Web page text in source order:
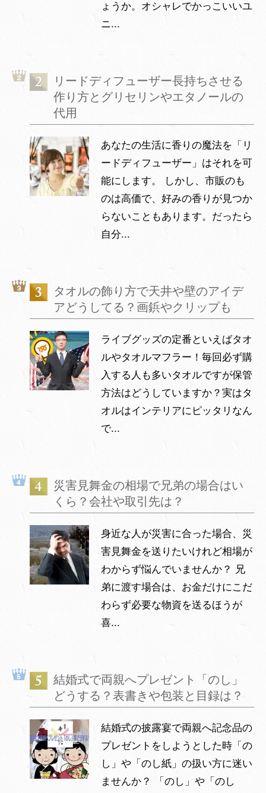
ょうか。オシャレでかっこいいユ
ニ...
リードディフューザー長持ちさせる
作り方とグリセリンやエタノールの
代用
あなたの生活に香りの魔法を「リ
ードディフューザー」はそれを可
能にします。 しかし、市販のも
のは高価で、好みの香りが見つか
らないこともあります。だったら
自分...
タオルの飾り方で天井や壁のアイデ
アどうしてる？画鋲やクリップも
ライブグッズの定番といえばタオ
ルやタオルマフラー！毎回必ず購
入する人も多いタオルですが保管
方法はどうしていますか？実はタ
オルはインテリアにピッタリなん
で...
災害見舞金の相場で兄弟の場合はい
くら？会社や取引先は？
身近な人が災害に合った場合、災
害見舞金を送りたいけれど相場が
わからず悩んでいませんか？ 兄
弟に渡す場合は、お金だけにこだ
わらず必要な物資を送るほうが
喜...
結婚式で両親へプレゼント「のし」
どうする？表書きや包装と目録は？
結婚式の披露宴で両親へ記念品の
プレゼントをしようとした時「の
し」や「のし紙」の扱い方に迷い
ませんか？ 「のし」や「のし